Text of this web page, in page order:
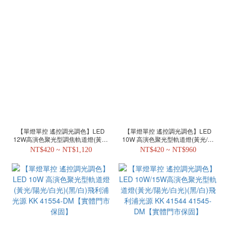
【單燈單控 遙控調光調色】LED
12W高演色聚光型調焦軌道燈(黃光/
陽光/白光)(黑/白)飛利浦光源 KK
41504-DM【實體門市保固】
NT$420 ~ NT$1,120
【單燈單控 遙控調光調色】LED
10W 高演色聚光型軌道燈(黃光/陽
光/白光)(黑/白)飛利浦光源 KK
41524-DM【實體門市保固】
NT$420 ~ NT$960